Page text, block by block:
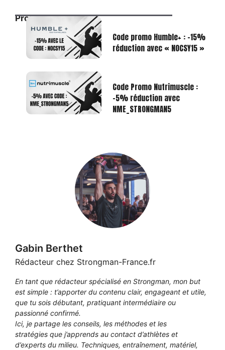
Promos exclusives
Code promo Humble+ : -15%
réduction avec « NOCSY15 »
Code Promo Nutrimuscle :
-5% réduction avec
NME_STRONGMAN5
Gabin Berthet
Rédacteur chez Strongman-France.fr
En tant que rédacteur spécialisé en Strongman, mon but
est simple : t’apporter du contenu clair, engageant et utile,
que tu sois débutant, pratiquant intermédiaire ou
passionné confirmé.
Ici, je partage les conseils, les méthodes et les
stratégies que j’apprends au contact d’athlètes et
d’experts du milieu. Techniques, entraînement, matériel,